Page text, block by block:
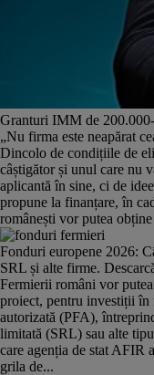
Granturi IMM de
„Nu firma este neapărat
Dincolo de condițiile de
câștigător și unul care nu
aplicantă în sine, ci de
propune la finanțare, în
românești vor putea
Fonduri europene 2026:
SRL și alte firme.
Fermierii români vor
proiect, pentru investiții în
autorizată (PFA),
limitată (SRL) sau alte
care agenția de stat
grila de...